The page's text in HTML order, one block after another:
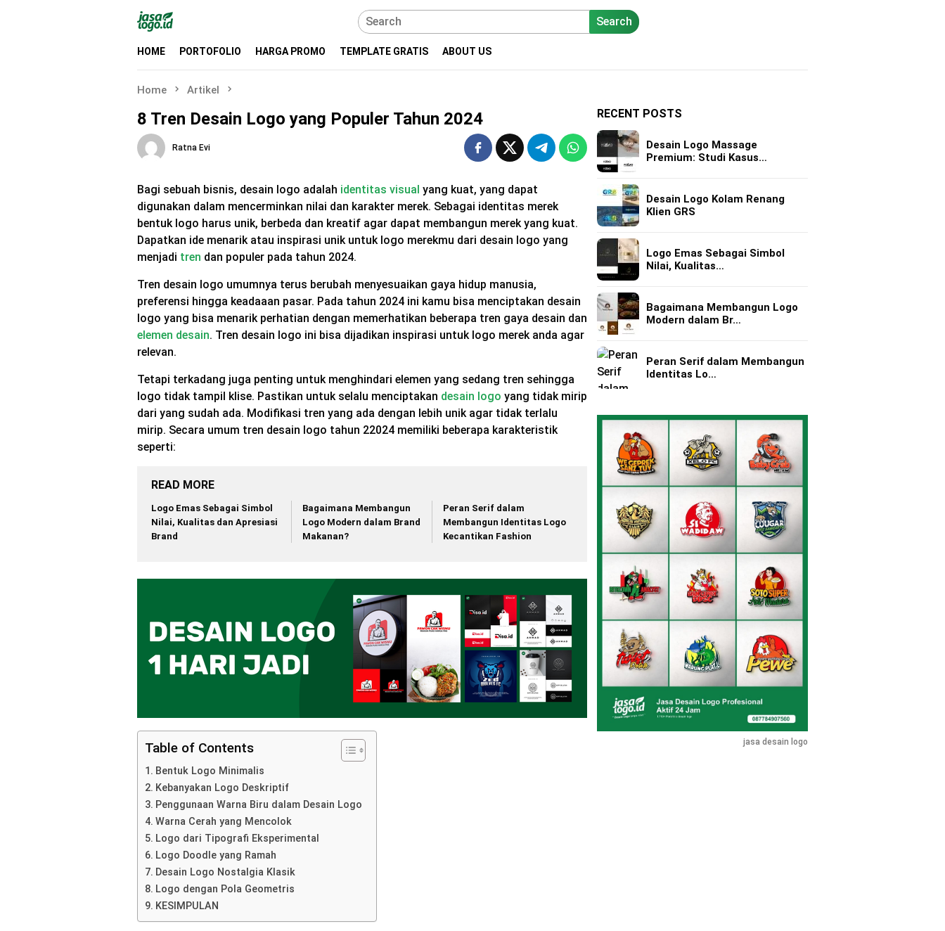
Search
HOME PORTOFOLIO HARGA PROMO TEMPLATE GRATIS ABOUT US
Home Artikel
8 Tren Desain Logo yang Populer Tahun 2024
Ratna Evi
Bagi sebuah bisnis, desain logo adalah identitas visual yang kuat, yang dapat
digunakan dalam mencerminkan nilai dan karakter merek. Sebagai identitas merek
bentuk logo harus unik, berbeda dan kreatif agar dapat membangun merek yang kuat.
Dapatkan ide menarik atau inspirasi unik untuk logo merekmu dari desain logo yang
menjadi tren dan populer pada tahun 2024.
Tren desain logo umumnya terus berubah menyesuaikan gaya hidup manusia,
preferensi hingga keadaaan pasar. Pada tahun 2024 ini kamu bisa menciptakan desain
logo yang bisa menarik perhatian dengan memerhatikan beberapa tren gaya desain dan
elemen desain. Tren desain logo ini bisa dijadikan inspirasi untuk logo merek anda agar
relevan.
Tetapi terkadang juga penting untuk menghindari elemen yang sedang tren sehingga
logo tidak tampil klise. Pastikan untuk selalu menciptakan desain logo yang tidak mirip
dari yang sudah ada. Modifikasi tren yang ada dengan lebih unik agar tidak terlalu
mirip. Secara umum tren desain logo tahun 22024 memiliki beberapa karakteristik
seperti:
READ MORE
Logo Emas Sebagai Simbol
Nilai, Kualitas dan Apresiasi
Brand
Bagaimana Membangun
Logo Modern dalam Brand
Makanan?
Peran Serif dalam
Membangun Identitas Logo
Kecantikan Fashion
Table of Contents
Bentuk Logo Minimalis
Kebanyakan Logo Deskriptif
Penggunaan Warna Biru dalam Desain Logo
Warna Cerah yang Mencolok
Logo dari Tipografi Eksperimental
Logo Doodle yang Ramah
Desain Logo Nostalgia Klasik
Logo dengan Pola Geometris
KESIMPULAN
RECENT POSTS
Desain Logo Massage
Premium: Studi Kasus…
Desain Logo Kolam Renang
Klien GRS
Logo Emas Sebagai Simbol
Nilai, Kualitas…
Bagaimana Membangun Logo
Modern dalam Br…
Peran Serif dalam Membangun
Identitas Lo…
jasa desain logo